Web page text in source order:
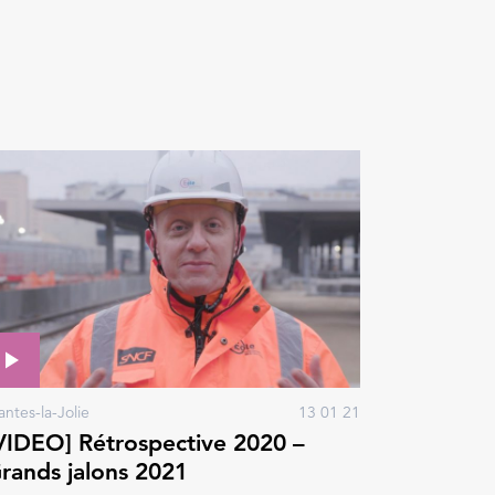
la-Jolie 13 01 21
Rétrospective 2020 –
jalons 2021